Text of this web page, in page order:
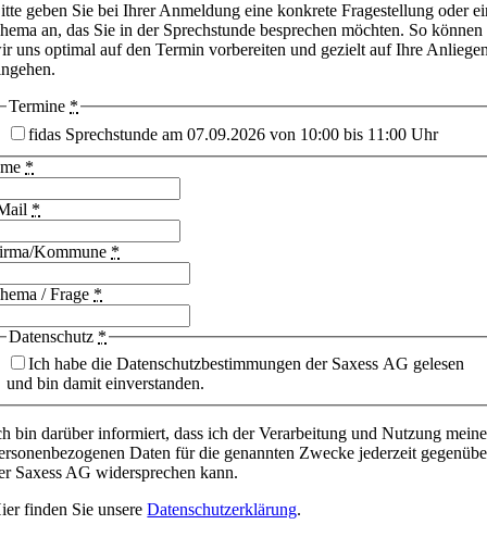
geben Sie bei Ihrer Anmeldung eine konkrete Fragestellung oder
an, das Sie in der Sprechstunde besprechen möchten. So können
uns optimal auf den Termin vorbereiten und gezielt auf Ihre
Termine *
fidas Sprechstunde am 07.09.2026 von 10:00 bis 11:00 Uhr
*
*
Kommune *
/ Frage *
Datenschutz *
Ich habe die Datenschutzbestimmungen der Saxess AG gelesen
und bin damit einverstanden.
bin darüber informiert, dass ich der Verarbeitung und Nutzung
Daten für die genannten Zwecke jederzeit
Saxess AG widersprechen kann.
finden Sie unsereDatenschutzerklärung.